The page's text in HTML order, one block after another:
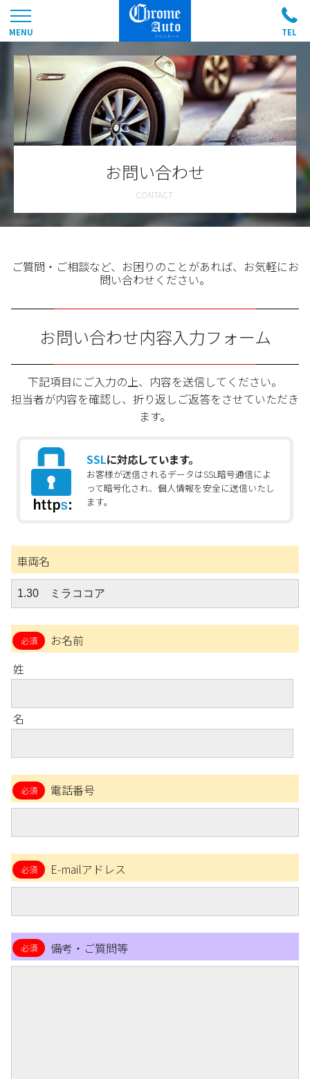
お問い合わせ
ご質問・ご相談など、お困りのことがあれば、お気軽にお
問い合わせください。
お問い合わせ内容入力フォーム
下記項目にご入力の上、内容を送信してください。
担当者が内容を確認し、折り返しご返答をさせていただき
ます。
SSLに対応しています。
お客様が送信されるデータはSSL暗号通信によ
って暗号化され、個人情報を安全に送信いたし
ます。
車両名
お名前
姓
名
電話番号
E-mailアドレス
備考・ご質問等